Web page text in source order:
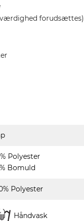
forudsættes)
Polyester
Bomuld
Polyester
Håndvask